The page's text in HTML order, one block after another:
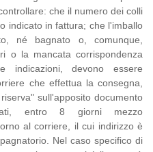
che il numero dei colli
indicato in fattura; che l'imballo
né bagnato o, comunque,
o la mancata corrispondenza
devono essere
che effettua la consegna,
sull'apposito documento
entro 8 giorni mezzo
al corriere, il cui indirizzo è
Nel caso specifico di